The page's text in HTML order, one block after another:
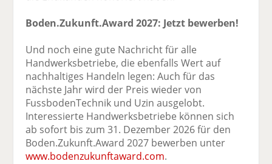
Boden.Zukunft.Award 2027: Jetzt bewerben!
Und noch eine gute Nachricht für alle
Handwerksbetriebe, die ebenfalls Wert auf
nachhaltiges Handeln legen: Auch für das
nächste Jahr wird der Preis wieder von
FussbodenTechnik und Uzin ausgelobt.
Interessierte Handwerksbetriebe können sich
ab sofort bis zum 31. Dezember 2026 für den
Boden.Zukunft.Award 2027 bewerben unter
www.bodenzukunftaward.com.